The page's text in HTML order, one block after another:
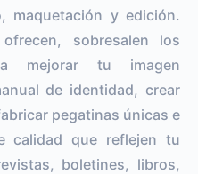
maquetación y edición.
sobresalen los
mejorar tu imagen
de identidad, crear
pegatinas únicas e
calidad que reflejen tu
boletines, libros,